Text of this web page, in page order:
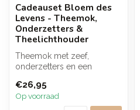
Cadeauset Bloem des
Levens - Theemok,
Onderzetters &
Theelichthouder
Theemok met zeef,
onderzetters en een
samen verpakt in ...
€26,95
Op voorraad